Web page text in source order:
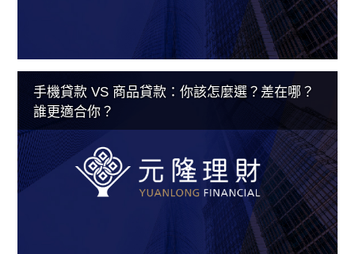
手機貸款 VS 商品貸款：你該怎麼選？差在哪？
誰更適合你？